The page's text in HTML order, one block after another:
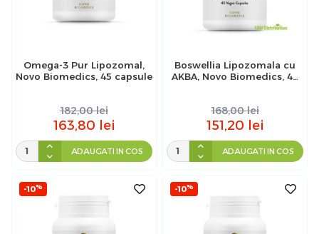
Omega-3 Pur Lipozomal,
Novo Biomedics, 45 capsule
182,00 lei
163,80 lei
ADAUGATI IN COS
Boswellia Lipozomala cu
AKBA, Novo Biomedics, 45
168,00 lei
151,20 lei
ADAUGATI IN COS
-10% -10%